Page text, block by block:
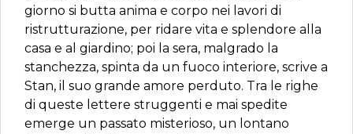
giorno si butta anima e corpo nei lavori di
ristrutturazione, per ridare vita e splendore alla
casa e al giardino; poi la sera, malgrado la
stanchezza, spinta da un fuoco interiore, scrive a
Stan, il suo grande amore perduto. Tra le righe
di queste lettere struggenti e mai spedite
emerge un passato misterioso, un lontano